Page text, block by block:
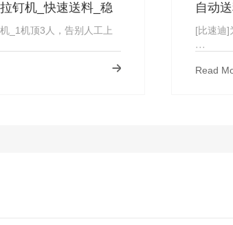
钉机_快速送料_稳
-比速迪
_1机顶3人，告别人工上
自动
_厂家
[比速迪]
···
Read